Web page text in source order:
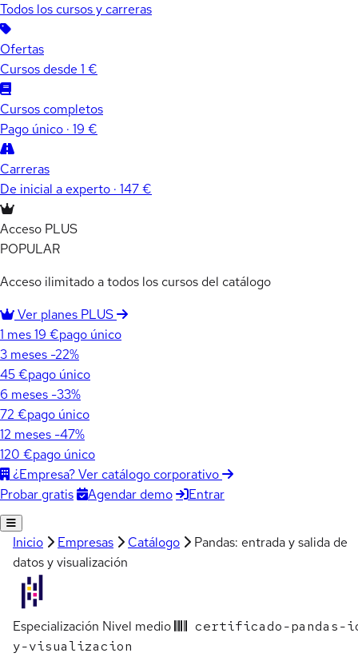
Todos los cursos y carreras
Ofertas
Cursos desde 1 €
Cursos completos
Pago único · 19 €
Carreras
De inicial a experto · 147 €
Acceso PLUS
POPULAR
Acceso ilimitado a todos los cursos del catálogo
Ver planes PLUS
1 mes19 €pago único
3 meses -22%
45 €pago único
6 meses -33%
72 €pago único
12 meses -47%
120 €pago único
¿Empresa? Ver catálogo corporativo
Probar gratis
Agendar demo Entrar
Inicio Empresas Catálogo
Pandas: entrada y salida de
datos y visualización
Especialización Nivel medio
certificado-pandas-
y-visualizacion